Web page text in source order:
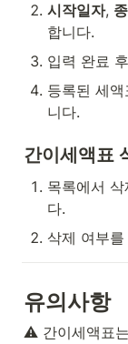
시작일자,
합니다.
입력 완료 후
등록된 세
니다.
간이세액표
목록에서
다.
삭제 여부
유의사항
⚠️ 간이세액표